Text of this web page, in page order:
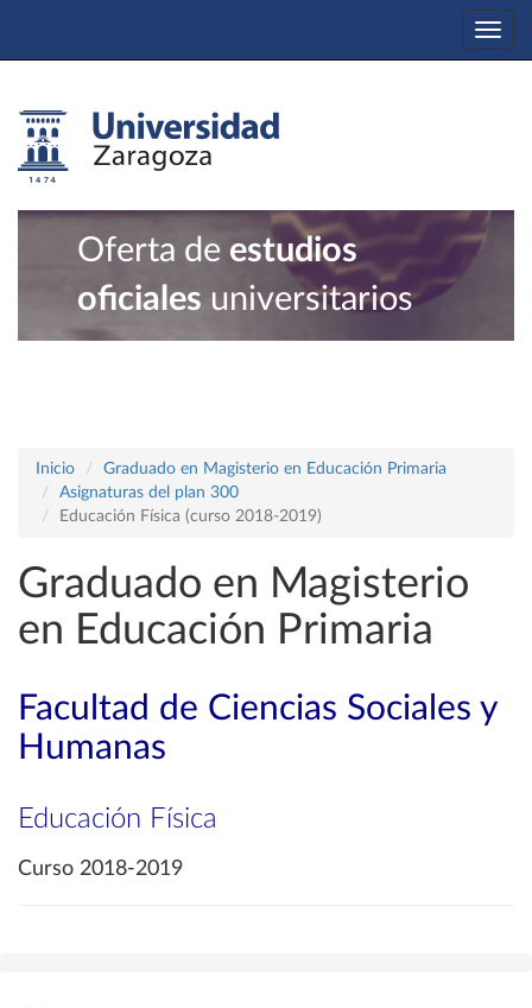
Oferta de estudios
oficiales universitarios
Inicio
Graduado en Magisterio en Educación Primaria
Asignaturas del plan 300
Educación Física (curso 2018-2019)
Graduado en Magisterio
en Educación Primaria
Facultad de Ciencias Sociales y
Humanas
Educación Física
Curso 2018-2019